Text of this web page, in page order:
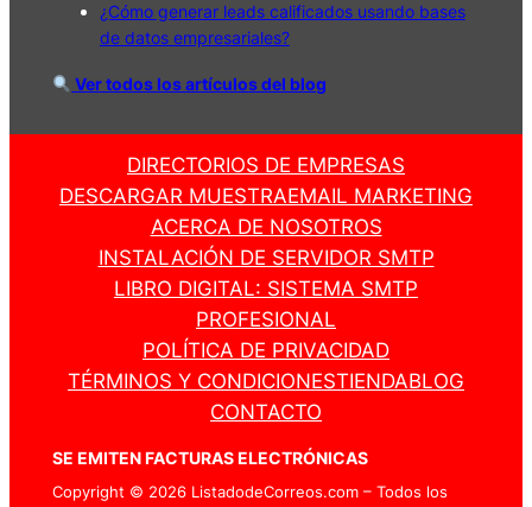
¿Cómo generar leads calificados usando bases
de datos empresariales?
Ver todos los artículos del blog
DIRECTORIOS DE EMPRESAS
DESCARGAR MUESTRAEMAIL MARKETING
ACERCA DE NOSOTROS
INSTALACIÓN DE SERVIDOR SMTP
LIBRO DIGITAL: SISTEMA SMTP
PROFESIONAL
POLÍTICA DE PRIVACIDAD
TÉRMINOS Y CONDICIONESTIENDABLOG
CONTACTO
SE EMITEN FACTURAS ELECTRÓNICAS
Copyright © 2026 ListadodeCorreos.com – Todos los